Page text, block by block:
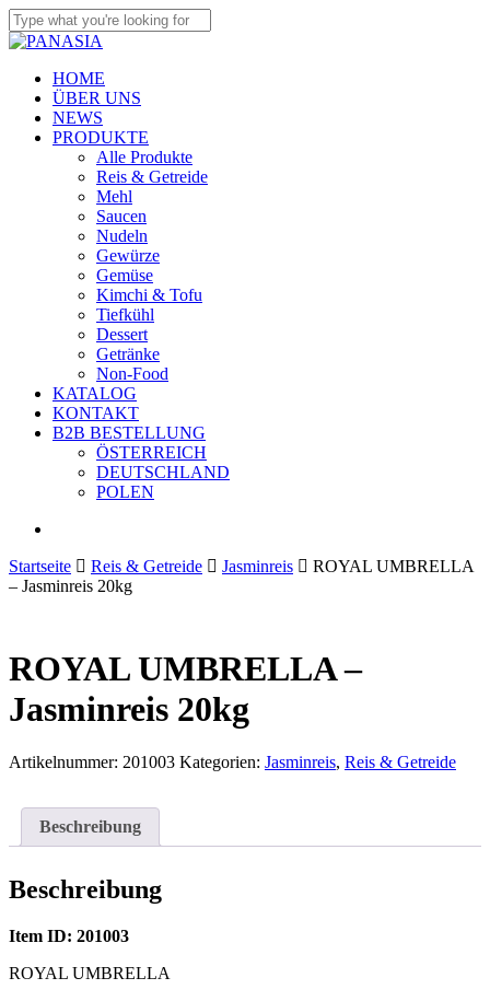
Skip
to
content
Close
search
Menu
HOME
ÜBER UNS
NEWS
PRODUKTE
Alle Produkte
Reis & Getreide
Mehl
Saucen
Nudeln
Gewürze
Gemüse
Kimchi & Tofu
Tiefkühl
Dessert
Getränke
Non-Food
KATALOG
KONTAKT
B2B BESTELLUNG
ÖSTERREICH
DEUTSCHLAND
POLEN
Startseite Reis & Getreide Jasminreis
ROYAL UMBRELLA
– Jasminreis 20kg
ROYAL UMBRELLA –
Jasminreis 20kg
Artikelnummer: 201003 Kategorien: Jasminreis, Reis & Getreide
Beschreibung
Beschreibung
Item ID: 201003
ROYAL UMBRELLA